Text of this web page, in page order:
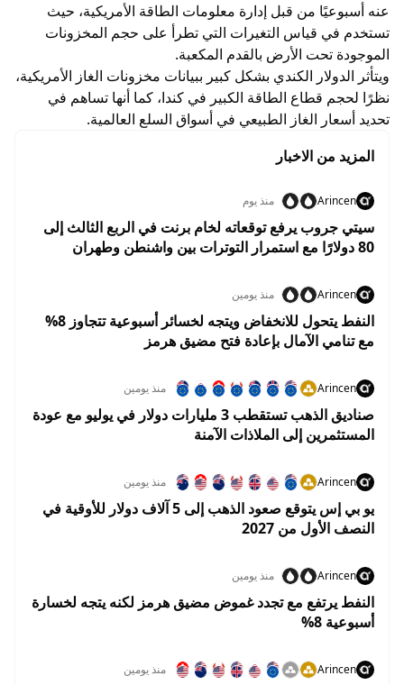
عنه أسبوعيًا من قبل إدارة معلومات الطاقة الأمريكية، حيث
تستخدم في قياس التغيرات التي تطرأ على حجم المخزونات
الموجودة تحت الأرض بالقدم المكعبة.
ويتأثر الدولار الكندي بشكل كبير ببيانات مخزونات الغاز الأمريكية،
نظرًا لحجم قطاع الطاقة الكبير في كندا، كما أنها تساهم في
تحديد أسعار الغاز الطبيعي في أسواق السلع العالمية.
المزيد من الاخبار
Arincen منذ يوم
سيتي جروب يرفع توقعاته لخام برنت في الربع الثالث إلى
80 دولارًا مع استمرار التوترات بين واشنطن وطهران
Arincen منذ يومين
النفط يتحول للانخفاض ويتجه لخسائر أسبوعية تتجاوز 8%
مع تنامي الآمال بإعادة فتح مضيق هرمز
Arincen منذ يومين
صناديق الذهب تستقطب 3 مليارات دولار في يوليو مع عودة
المستثمرين إلى الملاذات الآمنة
Arincen منذ يومين
يو بي إس يتوقع صعود الذهب إلى 5 آلاف دولار للأوقية في
النصف الأول من 2027
Arincen منذ يومين
النفط يرتفع مع تجدد غموض مضيق هرمز لكنه يتجه لخسارة
أسبوعية 8%
Arincen منذ يومين